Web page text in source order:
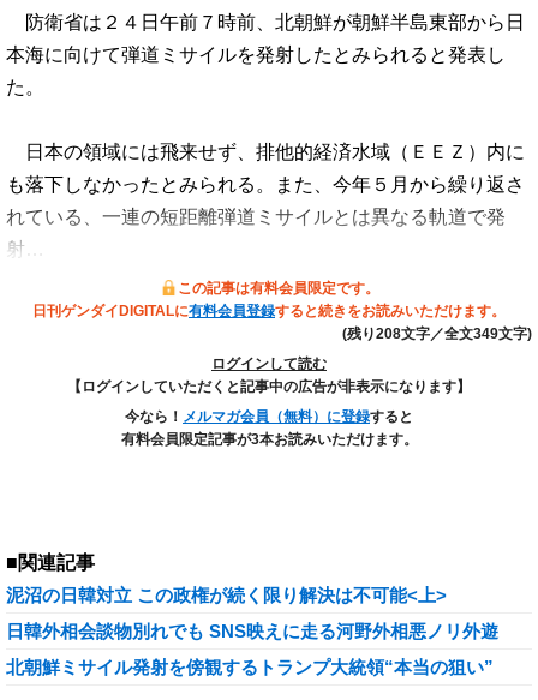
防衛省は２４日午前７時前、北朝鮮が朝鮮半島東部から日
本海に向けて弾道ミサイルを発射したとみられると発表し
た。
日本の領域には飛来せず、排他的経済水域（ＥＥＺ）内に
も落下しなかったとみられる。また、今年５月から繰り返さ
れている、一連の短距離弾道ミサイルとは異なる軌道で発
射…
この記事は有料会員限定です。
日刊ゲンダイDIGITALに有料会員登録すると続きをお読みいただけます。
(残り208文字／全文349文字)
ログインして読む
【ログインしていただくと記事中の広告が非表示になります】
今なら！ メルマガ会員（無料）に登録すると
有料会員限定記事が3本お読みいただけます。
■関連記事
泥沼の日韓対立 この政権が続く限り解決は不可能<上>
日韓外相会談物別れでも SNS映えに走る河野外相悪ノリ外遊
北朝鮮ミサイル発射を傍観するトランプ大統領“本当の狙い”